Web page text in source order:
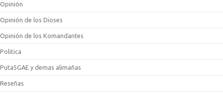
Opinión
Opinión de los Dioses
Opinión de los Komandantes
Politica
PutaSGAE y demas alimañas
Reseñas